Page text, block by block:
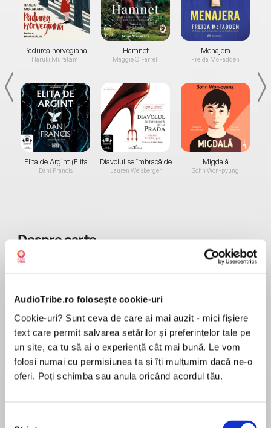
AudioTribe.ro folosește cookie-uri
Cookie-uri? Sunt ceva de care ai mai auzit - mici fișiere
text care permit salvarea setărilor și preferințelor tale pe
un site, ca tu să ai o experiență cât mai bună. Le vom
folosi numai cu permisiunea ta și îți mulțumim dacă ne-o
oferi. Poți schimba sau anula oricând acordul tău.
Pădurea norvegiană
Haruki Murakami
Elita de Argint (Elita
de...
Dani Francis
Hamnet
Maggie O'Farrell
Diavolul se îmbracă de
la...
Lauren Weisberger
Menajera
Freida McFadden
Migdală
Sohn Won-pyung
Desprecarte
De la cel mai iubit superstar al Americii și cel
hotărâtă să facă tot ce este necesar pentru a
supraviețui.
Fiecare melodie spune o poveste.
Ea este o vedetă în plină ascensiune care cântă
despre greutățile cu care s-a confruntat până
acum în viață.
MAI MULT
Recenzii